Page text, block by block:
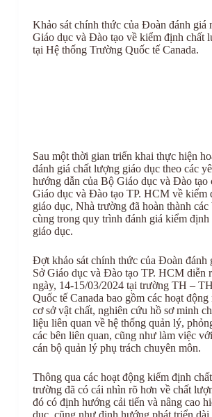
Khảo sát chính thức của Đoàn đánh giá
Giáo dục và Đào tạo về kiểm định chất
tại Hệ thống Trường Quốc tế Canada.
Sau một thời gian triển khai thực hiện
đánh giá chất lượng giáo dục theo các
hướng dẫn của Bộ Giáo dục và Đào tạo
Giáo dục và Đào tạo TP. HCM về kiểm
giáo dục, Nhà trường đã hoàn thành
cùng trong quy trình đánh giá kiểm
giáo dục.
Đợt khảo sát chính thức của Đoàn đánh
Sở Giáo dục và Đào tạo TP. HCM diễn
ngày, 14-15/03/2024 tại trường TH –
Quốc tế Canada bao gồm các hoạt động
cơ sở vật chất, nghiên cứu hồ sơ minh
liệu liên quan về hệ thống quản lý,
các bên liên quan, cũng như làm việc
cán bộ quản lý phụ trách chuyên môn.
Thông qua các hoạt động kiểm định
trường đã có cái nhìn rõ hơn về chất
đó có định hướng cải tiến và nâng cao